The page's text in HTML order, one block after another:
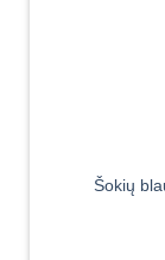
Šokių